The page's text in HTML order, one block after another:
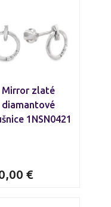
Mirror zlaté
diamantové
1NSN0421
€